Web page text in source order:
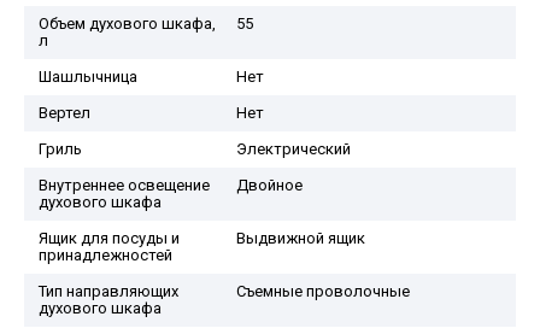
Объем духового шкафа,
л
55
Шашлычница
Нет
Вертел
Нет
Гриль
Электрический
Внутреннее освещение
духового шкафа
Двойное
Ящик для посуды и
принадлежностей
Выдвижной ящик
Тип направляющих
духового шкафа
Съемные проволочные